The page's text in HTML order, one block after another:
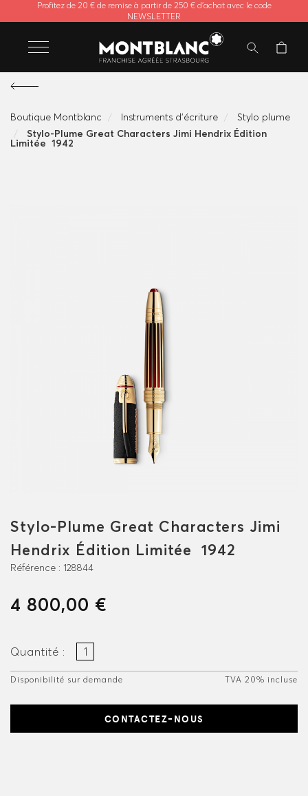
Profitez de 20 € de remise à partir de 250 € d'achat avec le code
NEWSLETTER
Boutique Montblanc Instruments d'écriture
Stylo plume
Stylo-Plume Great Characters Jimi Hendrix Édition
Limitée 1942
Stylo-Plume Great Characters Jimi
Hendrix Édition Limitée 1942
Référence : 128844
4 800,00 €
Quantité :
Disponibilité sur demande TVA 20% incluse
CONTACTEZ-NOUS